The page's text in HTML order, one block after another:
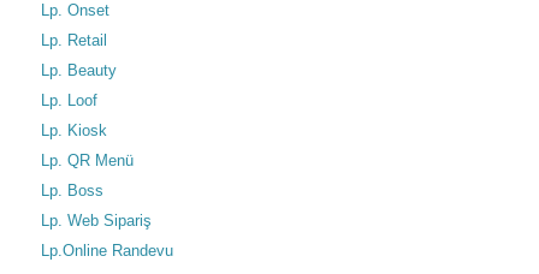
Lp. Onset
Lp. Retail
Lp. Beauty
Lp. Loof
Lp. Kiosk
Lp. QR Menü
Lp. Boss
Lp. Web Sipariş
Lp.Online Randevu